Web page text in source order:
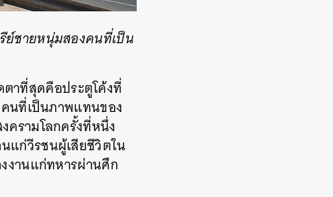
ย์ชายหนุ่มสองคนที่เป็น
าที่สุดคือประตูโค้งที่
คนที่เป็นภาพแทนของ
ครามโลกครั้งที่หนึ่ง
แก่วีรชนผู้เสียชีวิตใน
งานแก่ทหารผ่านศึก